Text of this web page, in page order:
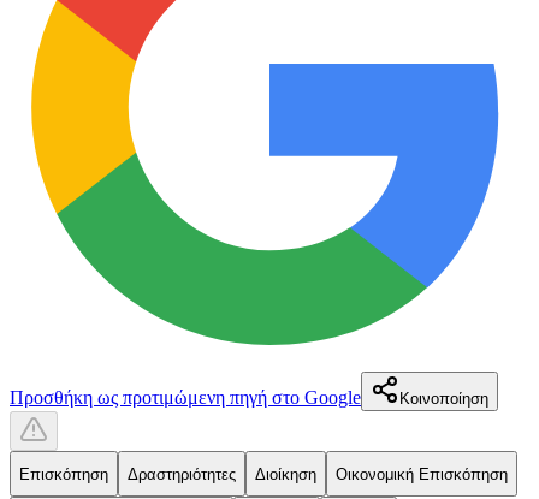
Προσθήκη ως προτιμώμενη πηγή στο Google Κοινοποίηση
Επισκόπηση Δραστηριότητες Διοίκηση Οικονομική Επισκόπηση